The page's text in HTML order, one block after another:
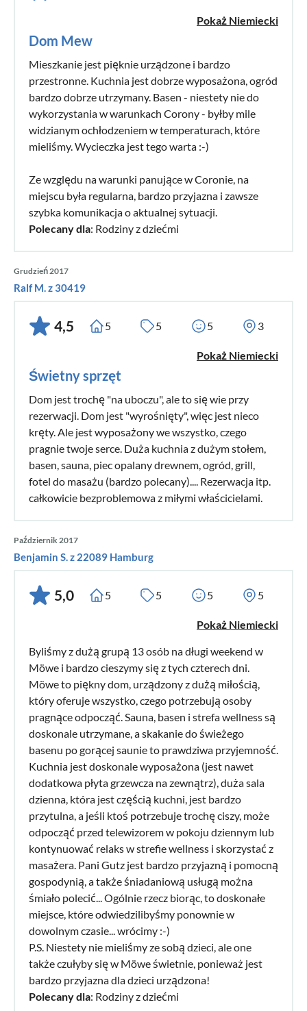
Pokaż Niemiecki
Dom Mew
Mieszkanie jest pięknie urządzone i bardzo
przestronne. Kuchnia jest dobrze wyposażona, ogród
bardzo dobrze utrzymany. Basen - niestety nie do
wykorzystania w warunkach Corony - byłby mile
widzianym ochłodzeniem w temperaturach, które
mieliśmy. Wycieczka jest tego warta :-)
Ze względu na warunki panujące w Coronie, na
miejscu była regularna, bardzo przyjazna i zawsze
szybka komunikacja o aktualnej sytuacji.
Polecany dla: Rodziny z dziećmi
Grudzień 2017
Ralf M. z 30419
4,5 5 5 5 3
Pokaż Niemiecki
Świetny sprzęt
Dom jest trochę "na uboczu", ale to się wie przy
rezerwacji. Dom jest "wyrośnięty", więc jest nieco
kręty. Ale jest wyposażony we wszystko, czego
pragnie twoje serce. Duża kuchnia z dużym stołem,
basen, sauna, piec opalany drewnem, ogród, grill,
fotel do masażu (bardzo polecany).... Rezerwacja itp.
całkowicie bezproblemowa z miłymi właścicielami.
Październik 2017
Benjamin S. z 22089 Hamburg
5,0 5 5 5 5
Pokaż Niemiecki
Byliśmy z dużą grupą 13 osób na długi weekend w
Möwe i bardzo cieszymy się z tych czterech dni.
Möwe to piękny dom, urządzony z dużą miłością,
który oferuje wszystko, czego potrzebują osoby
pragnące odpocząć. Sauna, basen i strefa wellness są
doskonale utrzymane, a skakanie do świeżego
basenu po gorącej saunie to prawdziwa przyjemność.
Kuchnia jest doskonale wyposażona (jest nawet
dodatkowa płyta grzewcza na zewnątrz), duża sala
dzienna, która jest częścią kuchni, jest bardzo
przytulna, a jeśli ktoś potrzebuje trochę ciszy, może
odpocząć przed telewizorem w pokoju dziennym lub
kontynuować relaks w strefie wellness i skorzystać z
masażera. Pani Gutz jest bardzo przyjazną i pomocną
gospodynią, a także śniadaniową usługą można
śmiało polecić... Ogólnie rzecz biorąc, to doskonałe
miejsce, które odwiedzilibyśmy ponownie w
dowolnym czasie... wrócimy :-)
P.S. Niestety nie mieliśmy ze sobą dzieci, ale one
także czułyby się w Möwe świetnie, ponieważ jest
bardzo przyjazna dla dzieci urządzona!
Polecany dla: Rodziny z dziećmi